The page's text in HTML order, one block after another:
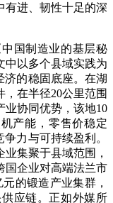
有进、韧性十足的深
国制造业的基层秘
中以多个县域实践为
济的稳固底座。在湖
在半径20公里范围
业协同优势，该地10
产能，零售价稳定
力与可持续盈利。
集聚于县域范围，
国企业对高端法兰市
的锻造产业集群，
应链。正如外媒所